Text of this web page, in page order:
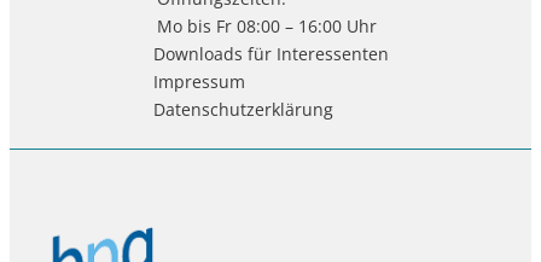
Mo bis Fr 08:00 – 16:00 Uhr
Downloads für Interessenten
Impressum
Datenschutzerklärung